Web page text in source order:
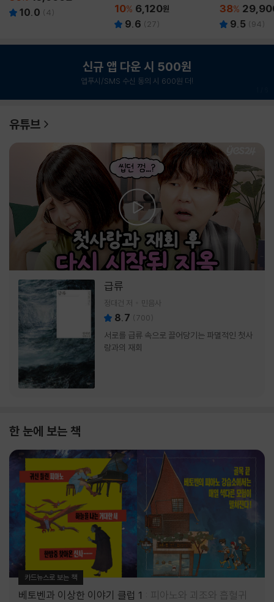
10.0 (4) 10% 6,120원
9.6 ( 27)
38%
9.5 (94)
신규 앱 다운 시 500원
앱푸시/SMS 수신 동의 시 600원 더!
유튜브
급류
정대건 저 민음사
8.7 (700)
서로를 급류 속으로 끌어당기는 파멸적인 첫사
랑과의 재회
한 눈에 보는 책
카드뉴스로 보는 책
베토벤과 이상한 이야기 클럽 1 피아노와 괴조와 흡혈귀